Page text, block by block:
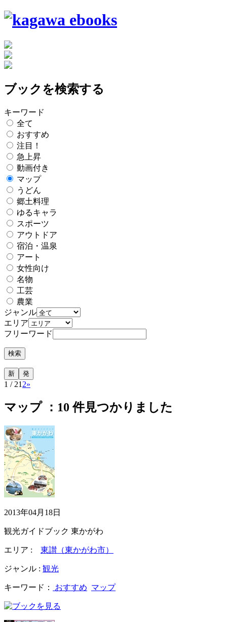
ブックを検索する
キーワード
全て
おすすめ
注目！
急上昇
動画付き
マップ
うどん
郷土料理
ゆるキャラ
スポーツ
アウトドア
宿泊・温泉
アート
女性向け
名物
工芸
農業
ジャンル
エリア
フリーワード
1 / 21 2»
マップ ： 10 件見つかりました
2013年04月18日
観光ガイドブック 東かがわ
エリア : 東讃（東かがわ市）
ジャンル : 観光
キーワード： おすすめ マップ